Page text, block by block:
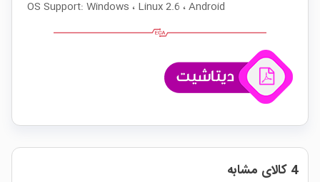
OS Support: Windows ، Linux 2.6 ، Android
4 کالای مشابه